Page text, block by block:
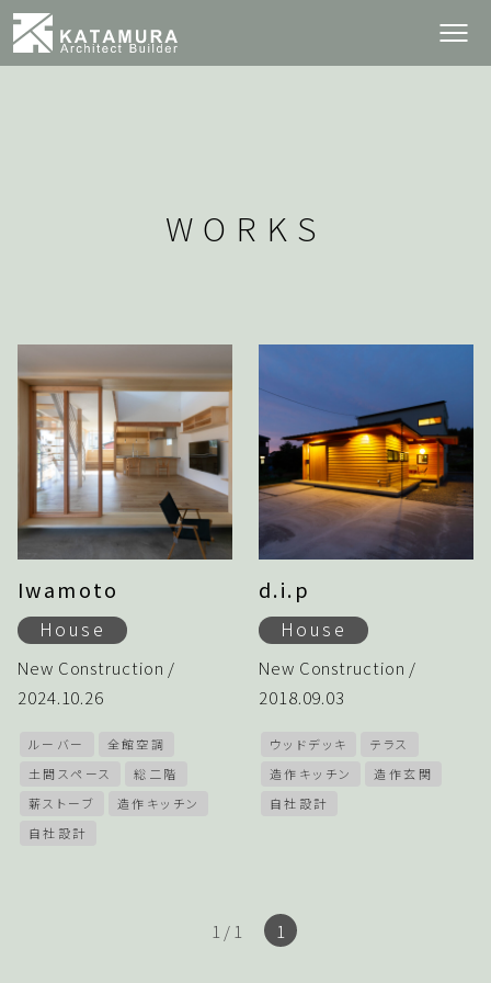
WORKS
Iwamoto
House
New Construction /
2024.10.26
ルーバー
全館空調
土間スペース
総二階
薪ストーブ
造作キッチン
自社設計
d.i.p
House
New Construction /
2018.09.03
ウッドデッキ
テラス
造作キッチン
造作玄関
自社設計
1 / 1 1